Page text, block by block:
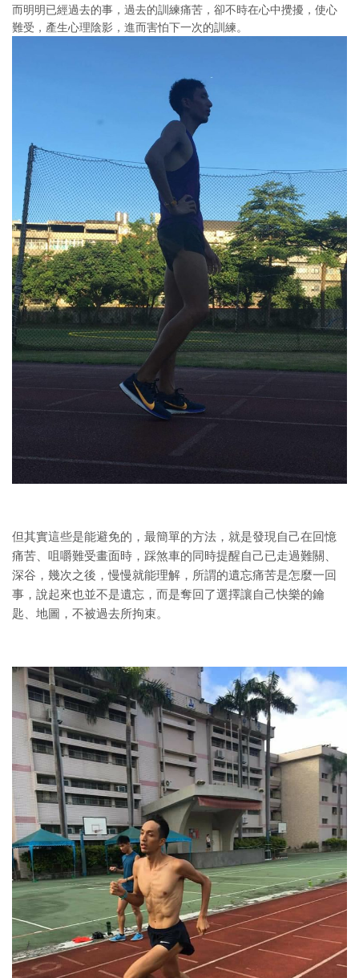
而明明已經過去的事，過去的訓練痛苦，卻不時在心中攪擾，使心
難受，產生心理陰影，進而害怕下一次的訓練。
但其實這些是能避免的，最簡單的方法，就是發現自己在回憶
痛苦、咀嚼難受畫面時，踩煞車的同時提醒自己已走過難關、
深谷，幾次之後，慢慢就能理解，所謂的遺忘痛苦是怎麼一回
事，說起來也並不是遺忘，而是奪回了選擇讓自己快樂的鑰
匙、地圖，不被過去所拘束。